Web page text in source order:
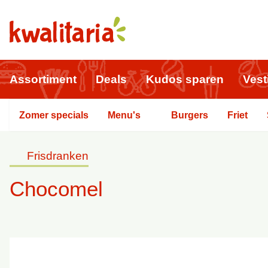
Assortiment Deals Kudos sparen
Zomer specials Menu's Burgers Friet
Frisdranken
Chocomel